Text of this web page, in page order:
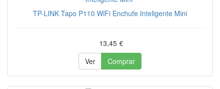
TP-LINK Tapo P110 WiFi Enchufe Inteligente Mini
13,45 €
Ver
Comprar